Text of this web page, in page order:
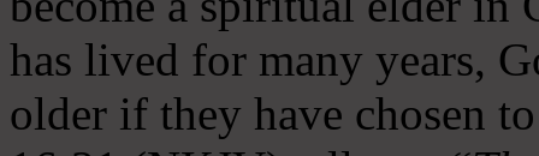
has lived for many years,
older if they have chosen